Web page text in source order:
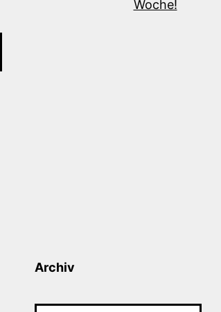
Archiv